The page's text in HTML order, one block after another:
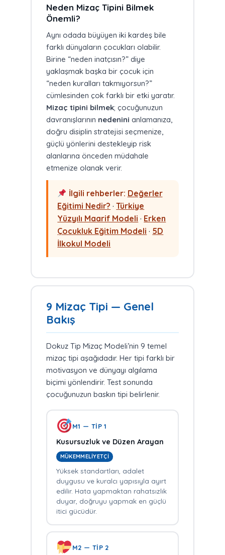
Neden Mizaç Tipini Bilmek
Önemli?
Aynı odada büyüyen iki kardeş bile
farklı dünyaların çocukları olabilir.
Birine “neden inatçısın?” diye
yaklaşmak başka bir çocuk için
“neden kuralları takmıyorsun?”
cümlesinden çok farklı bir etki yaratır.
Mizaç tipini bilmek; çocuğunuzun
davranışlarının nedenini anlamanıza,
doğru disiplin stratejisi seçmenize,
güçlü yönlerini destekleyip risk
alanlarına önceden müdahale
etmenize olanak verir.
İlgili rehberler: Değerler
Eğitimi Nedir? ·Türkiye
Yüzyılı Maarif Modeli · Erken
Çocukluk Eğitim Modeli · 5D
İlkokul Modeli
9 Mizaç Tipi — Genel
Bakış
Dokuz Tip Mizaç Modeli’nin 9 temel
mizaç tipi aşağıdadır. Her tipi farklı bir
motivasyon ve dünyayı algılama
biçimi yönlendirir. Test sonunda
çocuğunuzun baskın tipi belirlenir.
M1 — TİP 1
Kusursuzluk ve Düzen Arayan
MÜKEMMELIYETÇI
Yüksek standartları, adalet
duygusu ve kuralcı yapısıyla ayırt
edilir. Hata yapmaktan rahatsızlık
duyar, doğruyu yapmak en güçlü
itici gücüdür.
M2 — TİP 2